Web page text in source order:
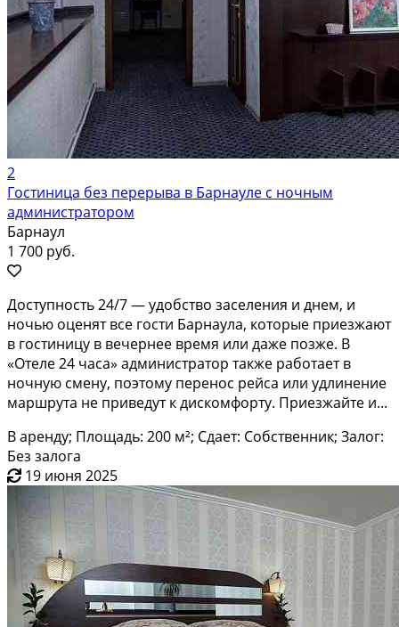
2
Гостиница без перерыва в Барнауле с ночным
администратором
Барнаул
1 700 руб.
Доступность 24/7 — удобство заселения и днем, и
ночью оценят все гости Барнаула, которые приезжают
в гостиницу в вечернее время или даже позже. В
«Отеле 24 часа» администратор также работает в
ночную смену, поэтому перенос рейса или удлинение
маршрута не приведут к дискомфорту. Приезжайте и...
В аренду; Площадь: 200 м²; Сдает: Собственник; Залог:
Без залога
19 июня 2025